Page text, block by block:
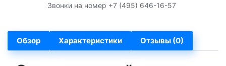
Звонки на номер +7 (495) 646-16-57
Обзор Характеристики Отзывы (0)